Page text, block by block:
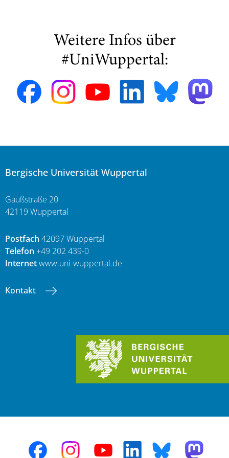
Weitere Infos über
#UniWuppertal:
Bergische Universität Wuppertal
Gaußstraße 20
42119 Wuppertal
Postfach 42097 Wuppertal
Telefon +49 202 439-0
Internetwww.uni-wuppertal.de
Kontakt